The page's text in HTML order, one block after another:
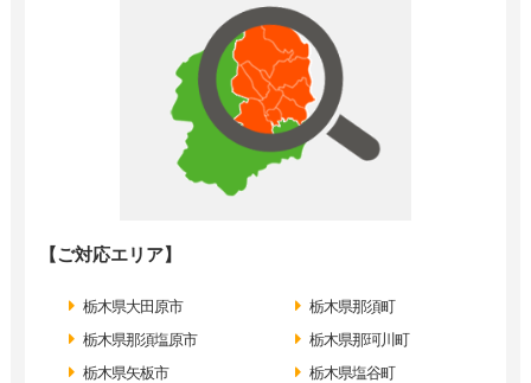
【ご対応エリア】
栃木県大田原市
栃木県那須塩原市
栃木県矢板市
栃木県那須町
栃木県那珂川町
栃木県塩谷町